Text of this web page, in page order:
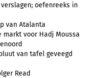
oefenreeks in
van Atalanta
voor Hadj Moussa
van tafel geveegd
Read